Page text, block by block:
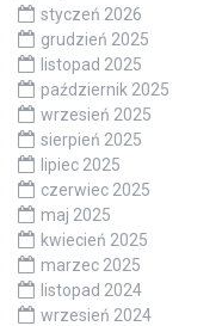
styczeń 2026
grudzień 2025
listopad 2025
październik 2025
wrzesień 2025
sierpień 2025
lipiec 2025
czerwiec 2025
maj 2025
kwiecień 2025
marzec 2025
listopad 2024
wrzesień 2024